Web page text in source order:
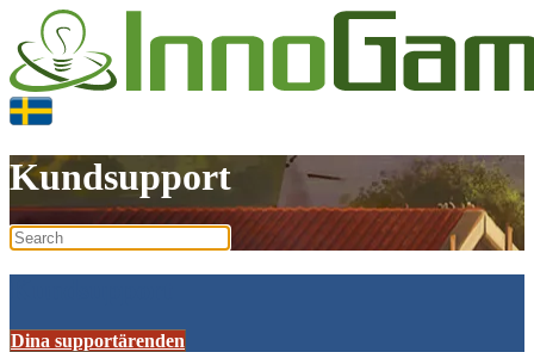
Kundsupport
Dina supportärenden